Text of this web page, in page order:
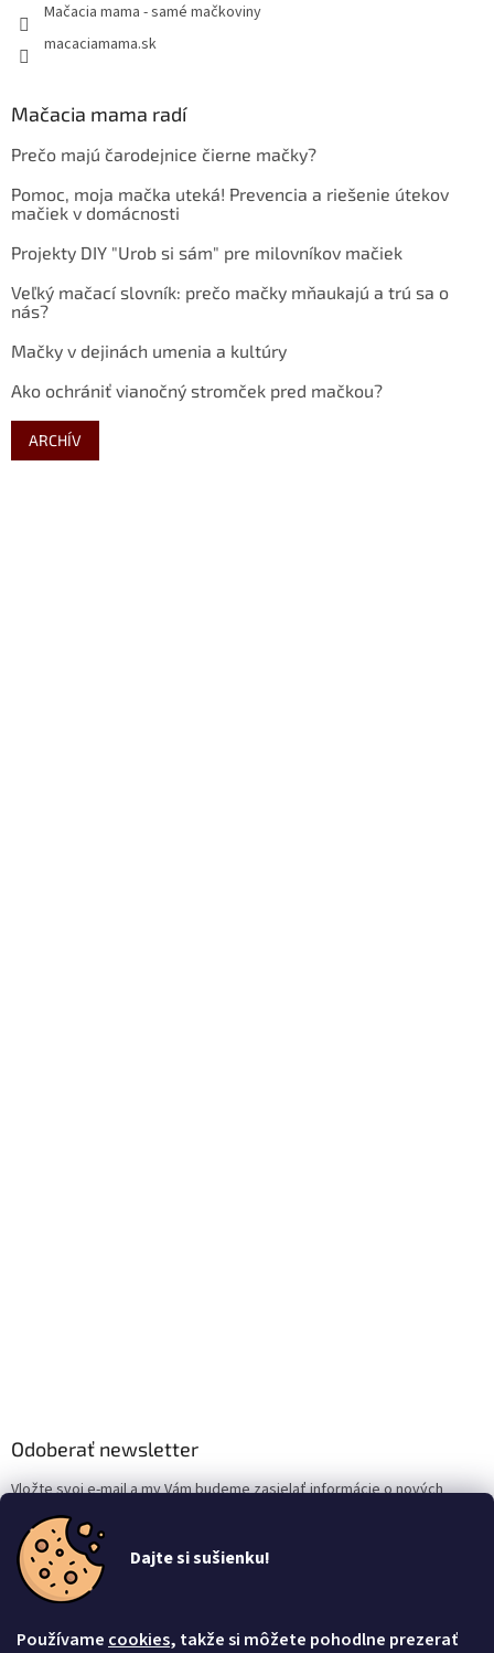
Dajte si sušienku!
Používame cookies, takže si môžete pohodlne prezerať
Mačacia mama - samé mačkoviny
macaciamama.sk
Mačacia mama radí
Prečo majú čarodejnice čierne mačky?
Pomoc, moja mačka uteká! Prevencia a riešenie útekov
mačiek v domácnosti
Projekty DIY "Urob si sám" pre milovníkov mačiek
Veľký mačací slovník: prečo mačky mňaukajú a trú sa o
nás?
Mačky v dejinách umenia a kultúry
Ako ochrániť vianočný stromček pred mačkou?
ARCHÍV
Odoberať newsletter
Vložte svoj e-mail a my Vám budeme zasielať informácie o nových
produktoch na našom e-shope.
Email
Vložením e-mailu súhlasíte s